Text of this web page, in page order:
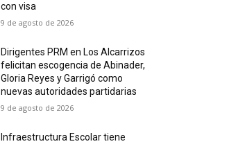
con visa
9 de agosto de 2026
Dirigentes PRM en Los Alcarrizos
felicitan escogencia de Abinader,
Gloria Reyes y Garrigó como
nuevas autoridades partidarias
9 de agosto de 2026
Infraestructura Escolar tiene